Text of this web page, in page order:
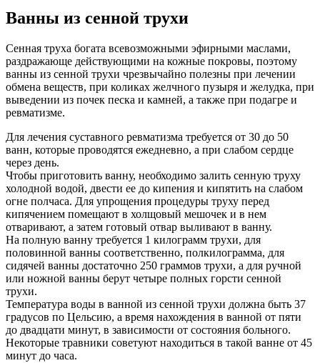
Ванны из сенной трухи
Сенная труха богата всевозможными эфирными маслами,
раздражающе действующими на кожные покровы, поэтому
ванны из сенной трухи чрезвычайно полезны при лечении
обмена веществ, при коликах желчного пузыря и желудка, при
выведении из почек песка и камней, а также при подагре и
ревматизме.
Для лечения суставного ревматизма требуется от 30 до 50
ванн, которые проводятся ежедневно, а при слабом сердце
через день.
Чтобы приготовить ванну, необходимо залить сенную труху
холодной водой, двести ее до кипения и кипятить на слабом
огне полчаса. Для упрощения процедуры труху перед
кипячением помещают в холщовый мешочек и в нем
отваривают, а затем готовый отвар выливают в ванну.
На полную ванну требуется 1 килограмм трухи, для
половинной ванны соответственно, полкилограмма, для
сидячей ванны достаточно 250 граммов трухи, а для ручной
или ножной ванны берут четыре полных горсти сенной
трухи.
Температура воды в ванной из сенной трухи должна быть 37
градусов по Цельсию, а время нахождения в ванной от пяти
до двадцати минут, в зависимости от состояния больного.
Некоторые травники советуют находиться в такой ванне от 45
минут до часа.